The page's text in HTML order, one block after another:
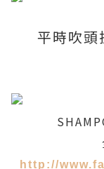
平時吹頭
http://